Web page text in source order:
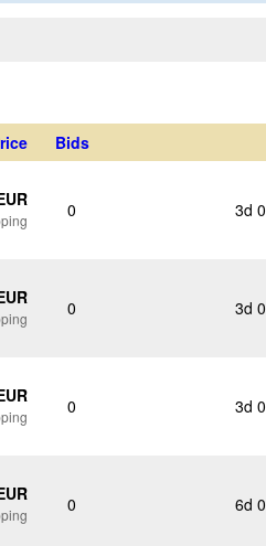
Bids
0 3d
0 3d
0 3d
0 6d